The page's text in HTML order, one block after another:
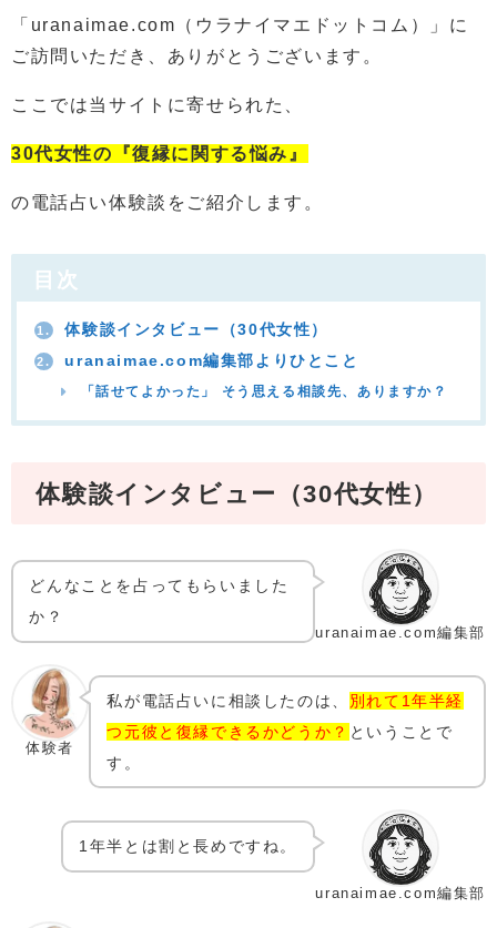
「uranaimae.com（ウラナイマエドットコム）」に
ご訪問いただき、ありがとうございます。
ここでは当サイトに寄せられた、
30代女性の『復縁に関する悩み』
の電話占い体験談をご紹介します。
目次
1. 体験談インタビュー（30代女性）
2. uranaimae.com編集部よりひとこと
「話せてよかった」 そう思える相談先、ありますか？
体験談インタビュー（30代女性）
uranaimae.com編集部
どんなことを占ってもらいました
か？
体験者
私が電話占いに相談したのは、 別れて1年半経
つ元彼と復縁できるかどうか？ ということで
す。
uranaimae.com編集部
1年半とは割と長めですね。